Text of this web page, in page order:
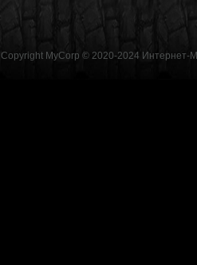
Copyright MyCorp © 2020-2024 Интернет-